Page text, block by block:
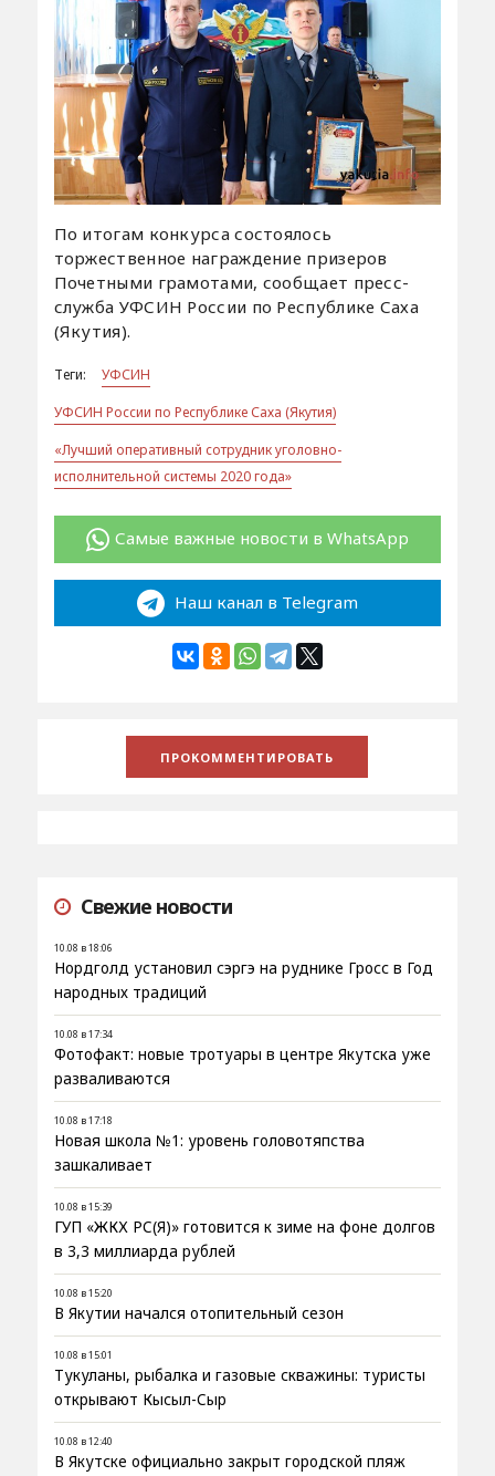
По итогам конкурса состоялось
торжественное награждение призеров
Почетными грамотами, сообщает пресс-
служба УФСИН России по Республике Саха
(Якутия).
Теги:
УФСИН
УФСИН России по Республике Саха (Якутия)
«Лучший оперативный сотрудник уголовно-
исполнительной системы 2020 года»
Самые важные новости в WhatsApp
Наш канал в Telegram
Свежие новости
10.08 в 18:06
Нордголд установил сэргэ на руднике Гросс в Год
народных традиций
10.08 в 17:34
Фотофакт: новые тротуары в центре Якутска уже
разваливаются
10.08 в 17:18
Новая школа №1: уровень головотяпства
зашкаливает
10.08 в 15:39
ГУП «ЖКХ РС(Я)» готовится к зиме на фоне долгов
в 3,3 миллиарда рублей
10.08 в 15:20
В Якутии начался отопительный сезон
10.08 в 15:01
Тукуланы, рыбалка и газовые скважины: туристы
открывают Кысыл-Сыр
10.08 в 12:40
В Якутске официально закрыт городской пляж